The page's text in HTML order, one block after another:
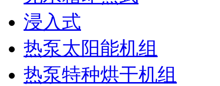
浸入式
热泵太阳能机组
热泵特种烘干机组